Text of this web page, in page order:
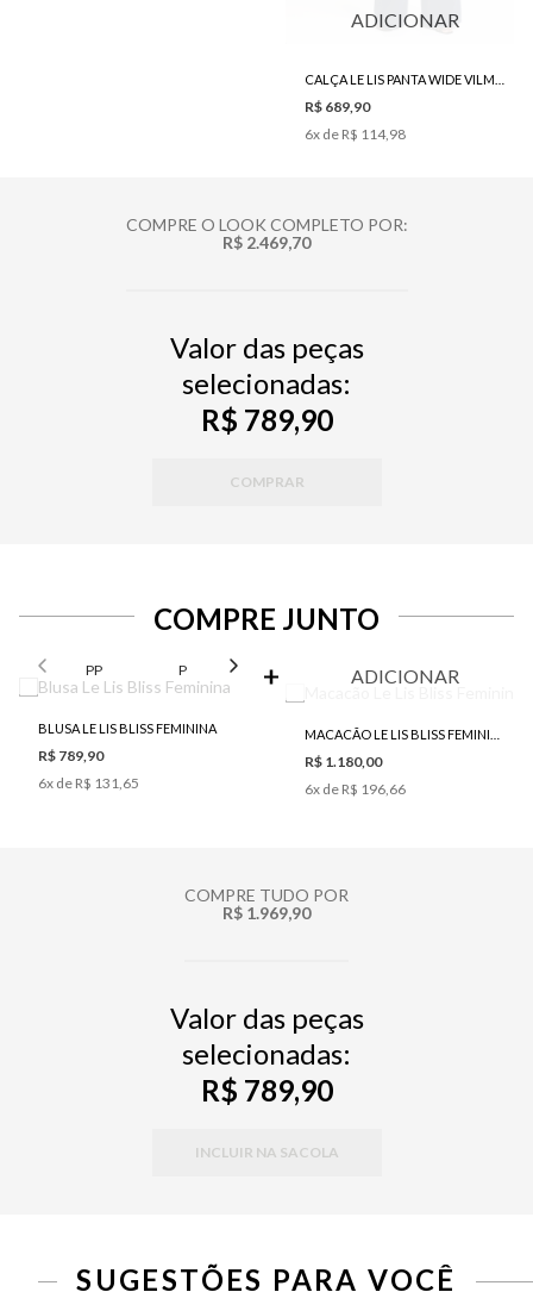
ADICIONAR
R$ 689,90
6x de R$ 114,98
COMPRE O LOOK COMPLETO POR:
R$ 2.469,70
Valor das peças
selecionadas:
R$ 789,90
COMPRAR
COMPRE JUNTO
PP P M G
BLUSA LE LIS BLISS FEMININA
R$ 789,90
6x de R$ 131,65
ADICIONAR
R$ 1.180,00
6x de R$ 196,66
COMPRE TUDO POR
R$ 1.969,90
Valor das peças
selecionadas:
R$ 789,90
INCLUIR NA SACOLA
SUGESTÕES PARA VOCÊ